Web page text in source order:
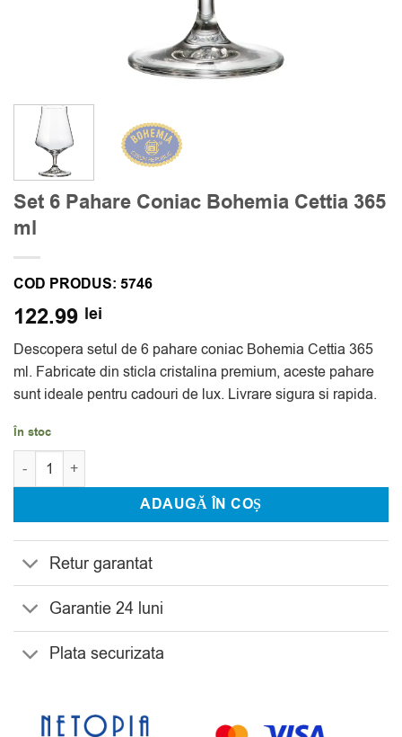
Set 6 Pahare Coniac Bohemia Cettia 365
ml
COD PRODUS: 5746
122.99 lei
Descopera setul de 6 pahare coniac Bohemia Cettia 365
ml. Fabricate din sticla cristalina premium, aceste pahare
sunt ideale pentru cadouri de lux. Livrare sigura si rapida.
În stoc
Cantitate Set 6 Pahare Coniac Bohemia Cettia 365 ml
ADAUGĂ ÎN COȘ
Retur garantat
Garantie 24 luni
Plata securizata